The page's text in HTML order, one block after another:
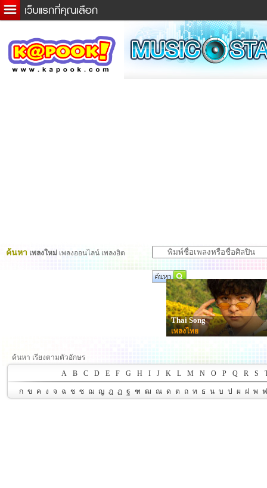
ข่าวด่วน
ละคร
ค้นหา เพลงใหม่ เพลงออนไลน์ เพลงฮิต
Thai Song
เพลงไทย
ค้นหา เรียงตามตัวอักษร
A
B C D E F G H I J K L M N O P Q R S
ก ข ค ง จ ฉ ช ซ ฌ ญ ฎ ฏ ฐ ฑ ฒ ณ ด ต ถ ท ธ น บ ป ผ ฝ พ ฟ